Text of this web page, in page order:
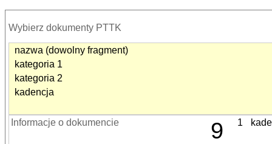
Wybierz dokumenty PTTK
nazwa (dowolny fragment)
kategoria 1
kategoria 2
kadencja
Informacje o dokumencie 9 1